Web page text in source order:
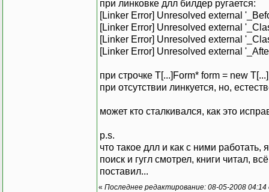
при линковке длл билдер ругается:
[Linker Error] Unresolved external
[Linker Error] Unresolved external
[Linker Error] Unresolved external
[Linker Error] Unresolved external
при строчке T[...]Form* form = new
при отсутствии линкуется, но,
может кто сталкивался, как это
p.s.
что такое длл и как с ними работать,
поиск и гугл смотрел, книги читал,
поставил...
« Последнее редактирование: 08-05-2008